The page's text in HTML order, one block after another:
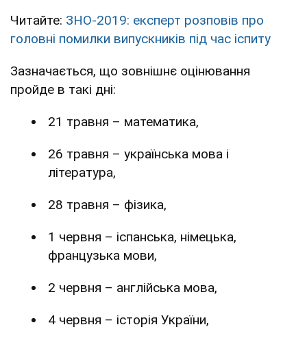
Читайте: ЗНО-2019: експерт розповів про
головні помилки випускників під час іспиту
Зазначається, що зовнішнє оцінювання
пройде в такі дні:
21 травня – математика,
26 травня – українська мова і
література,
28 травня – фізика,
1 червня – іспанська, німецька,
французька мови,
2 червня – англійська мова,
4 червня – історія України,